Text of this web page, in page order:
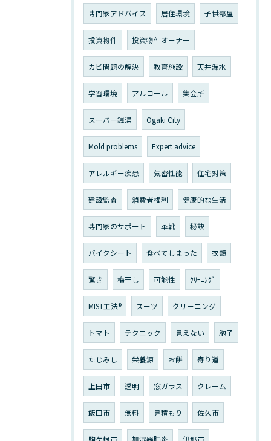
専門家アドバイス 居住環境 子供部屋
投資物件 投資物件オーナー
カビ問題の解決 教育施設 天井漏水
学習環境 アルコール 集会所
スーパー銭湯 Ogaki City
Mold problems Expert advice
アレルギー疾患 気密性能 住宅対策
建設監査 消費者権利 健康的な生活
専門家のサポート 革靴 秘訣
バイクシート 食べてしまった 衣類
驚き 梅干し 可能性 ｸﾘｰﾆﾝｸﾞ
MIST工法® スーツ クリーニング
トマト テクニック 見えない 胞子
たじみし 栄養源 お餅 寄り道
上田市 透明 窓ガラス クレーム
飯田市 無料 見積もり 佐久市